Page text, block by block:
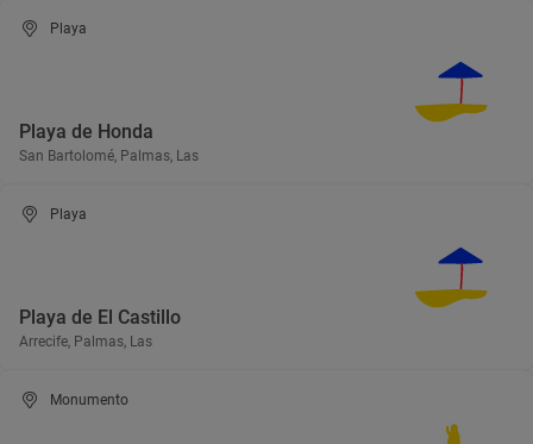
Playa
Playa de Honda
San Bartolomé, Palmas, Las
Playa
Playa de El Castillo
Arrecife, Palmas, Las
Monumento